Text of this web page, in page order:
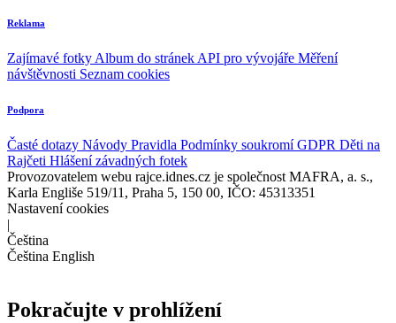
Reklama
Zajímavé fotky Album do stránek API pro vývojáře Měření
návštěvnosti Seznam cookies
Podpora
Časté dotazy Návody Pravidla Podmínky soukromíGDPR Děti na
Rajčeti Hlášení závadných fotek
Provozovatelem webu rajce.idnes.cz je společnost MAFRA, a. s.,
Karla Engliše 519/11, Praha 5, 150 00, IČO: 45313351
Nastavení cookies
|
Čeština
Čeština English
Pokračujte v prohlížení